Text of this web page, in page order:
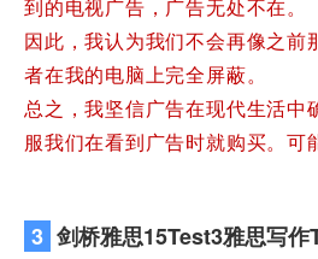
到的电视广告，广告无处不在。
因此，我认为我们不会再像之
者在我的电脑上完全屏蔽。
总之，我坚信广告在现代生活
服我们在看到广告时就购买。
3 剑桥雅思15Test3雅思写